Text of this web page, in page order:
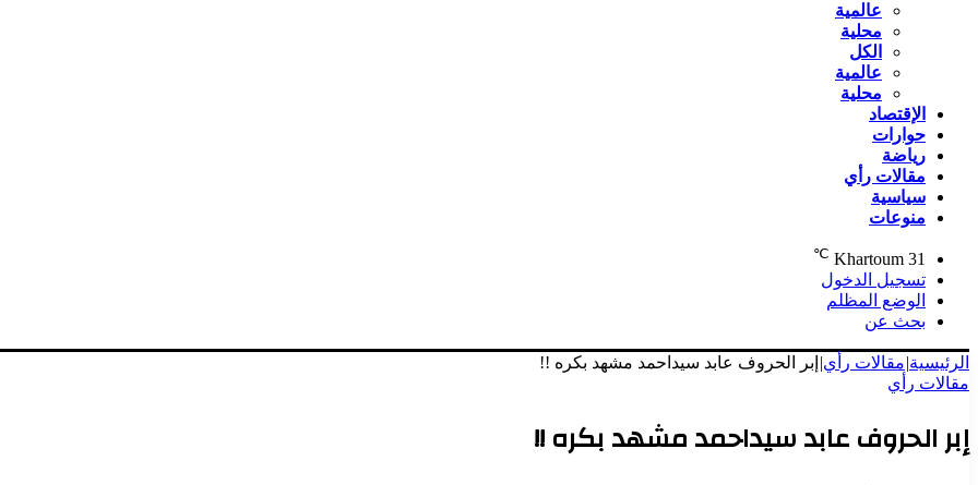
عالمية
محلية
الكل
عالمية
محلية
الإقتصاد
حوارات
رياضة
مقالات رأي
سياسية
منوعات
Khartoum 31
℃
تسجيل الدخول
الوضع المظلم
بحث عن
الرئيسية|مقالات رأي| إبر الحروف عابد سيداحمد مشهد بكره !!
مقالات رأي
إبر الحروف عابد سيداحمد مشهد بكره !!